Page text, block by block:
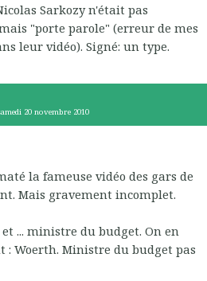
Sarkozy n'était pas
"porte parole" (erreur de mes
leur vidéo). Signé: un type.
20 novembre 2010
la fameuse vidéo des gars de
Mais gravement incomplet.
... ministre du budget. On en
Woerth. Ministre du budget pas